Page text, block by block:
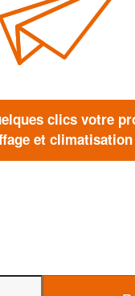
clics votre
et climatisation